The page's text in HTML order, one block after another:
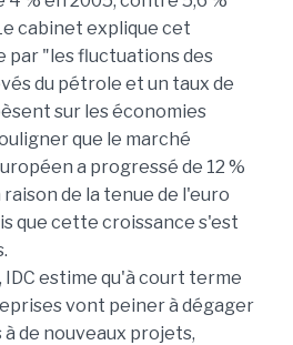
cabinet explique cet
par "les fluctuations des
du pétrole et un taux de
sur les économies
que le marché
a progressé de 12 %
de la tenue de l'euro
que cette croissance s'est
IDC estime qu'à court terme
vont peiner à dégager
de nouveaux projets,